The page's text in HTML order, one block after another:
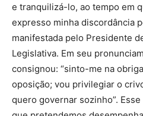
e tranquilizá-lo, ao tempo em
expresso minha discordância
manifestada pelo Presidente
Legislativa. Em seu
consignou: “sinto-me na
oposição; vou privilegiar o
quero governar sozinho”.